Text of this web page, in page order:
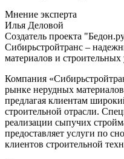
Мнение эксперта
Илья Деловой
Создатель проекта
Сибирьстройтранс –
материалов и строительных
Компания
рынке нерудных
предлагая клиентам
строительной отрасли.
реализации сыпучих
предоставляет услуги по
клиентов строительной